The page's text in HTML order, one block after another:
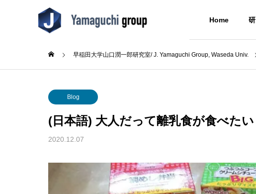
Home
About Us
Blog
(日本語) ウミノヒカイ2026
(日本語) UBE学
6回奨励賞贈呈
早稲田大学山口潤一郎研究室/ J. Yamaguchi Group, Waseda Univ.
Blog
(日本語) 大人だって離乳食が食べたい
2020.12.07